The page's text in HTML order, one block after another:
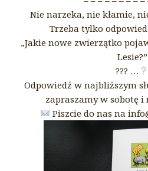
Nie narzeka, nie kłamie,
Trzeba tylko
„Jakie nowe zwierzątko
Lesie?”
??? …
Odpowiedź w najbliższym
zapraszamy w sobotę i
Piszcie do nas na